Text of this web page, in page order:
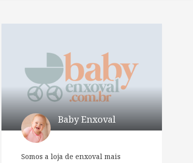
Baby Enxoval
Somos a loja de enxoval mais